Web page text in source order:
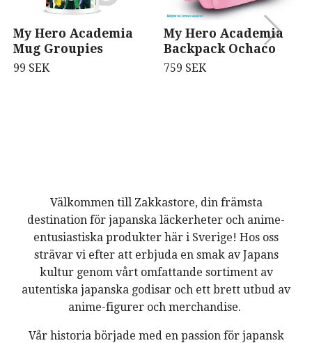
My Hero Academia
Mug Groupies
99 SEK
My Hero Academia
Backpack Ochaco
759 SEK
Välkommen till Zakkastore, din främsta
destination för japanska läckerheter och anime-
entusiastiska produkter här i Sverige! Hos oss
strävar vi efter att erbjuda en smak av Japans
kultur genom vårt omfattande sortiment av
autentiska japanska godisar och ett brett utbud av
anime-figurer och merchandise.
Vår historia började med en passion för japansk